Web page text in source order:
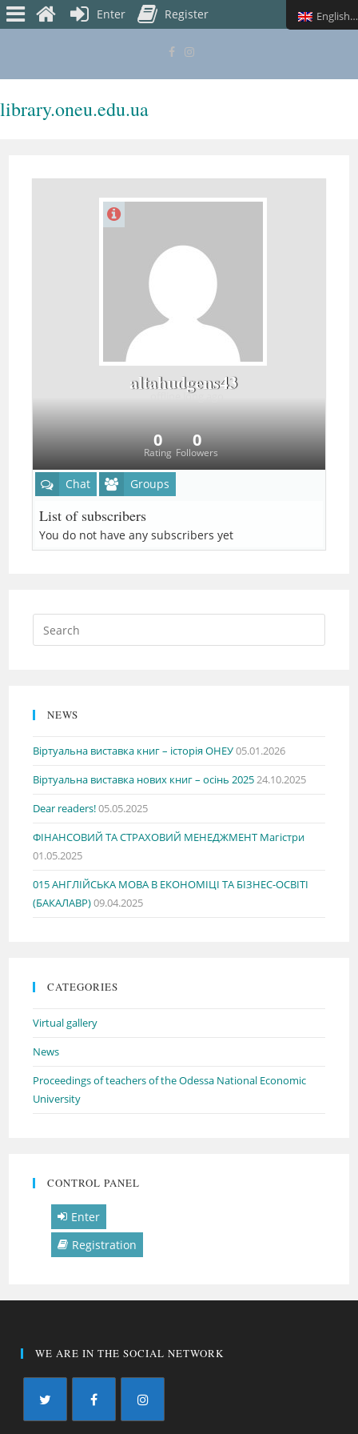
library.oneu.edu.ua
altahudgens43
long ago
Rating
0
Followers
0
Chat Groups
List of subscribers
You do not have any subscribers yet
NEWS
Віртуальна виставка книг – історія ОНЕУ05.01.2026
Віртуальна виставка нових книг – осінь 202524.10.2025
Dear readers!05.05.2025
ФІНАНСОВИЙ ТА СТРАХОВИЙ МЕНЕДЖМЕНТ Магістри
01.05.2025
015 АНГЛІЙСЬКА МОВА В ЕКОНОМІЦІ ТА БІЗНЕС-ОСВІТІ
(БАКАЛАВР)09.04.2025
CATEGORIES
Virtual gallery
News
Proceedings of teachers of the Odessa National Economic
University
CONTROL PANEL
Enter
Registration
WE ARE IN THE SOCIAL NETWORK
Enter Register English (UK)